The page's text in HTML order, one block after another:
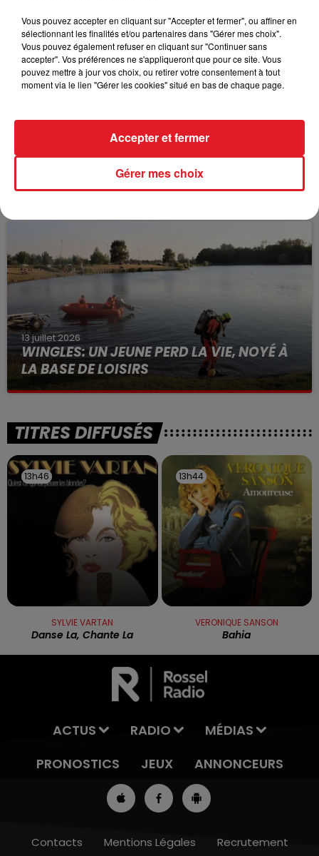
FIL D'ACTUS
15 juillet 2026
BÉTHUNE: ENQUÊTE POUR HOMICIDE
VOLONTAIRE EN COURS, APRÈS LA...
à des prostituées
13 juillet 2026
WINGLES: UN JEUNE PERD LA VIE, NOYÉ À
LA BASE DE LOISIRS
La victime a coulé à pic
TITRES DIFFUSÉS
13h46
13h46
SYLVIE VARTAN
Danse La, Chante La
13h44
13h44
VERONIQUE SANSON
Bahia
ACTUS RADIO
MÉDIAS
PRONOSTICS
JEUX ANNONCEURS
Contacts Mentions Légales Recrutement
Vous pouvez accepter en cliquant sur "Accepter et fermer", ou affiner en
sélectionnant les finalités et/ou partenaires dans "Gérer mes choix".
Vous pouvez également refuser en cliquant sur "Continuer sans
accepter". Vos préférences ne s'appliqueront que pour ce site. Vous
pouvez mettre à jour vos choix, ou retirer votre consentement à tout
moment via le lien "Gérer les cookies" situé en bas de chaque page.
Gérer mes choix
Accepter et fermer